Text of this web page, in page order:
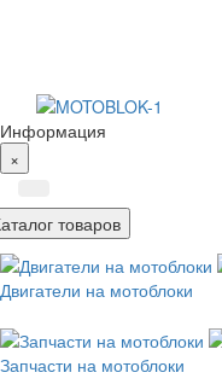
Информация
×
товаров
Двигатели на мотоблоки
Запчасти на мотоблоки